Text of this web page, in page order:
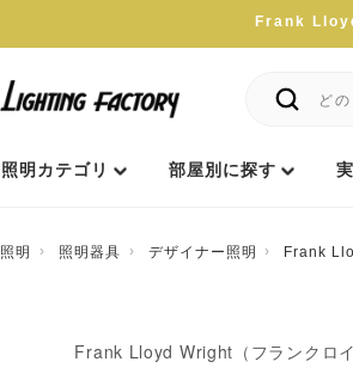
Frank Lloyd
照明カテゴリ 部屋別に探す
照明 照明器具 デザイナー照明 Frank
Frank Lloyd Wright（フランクロイ